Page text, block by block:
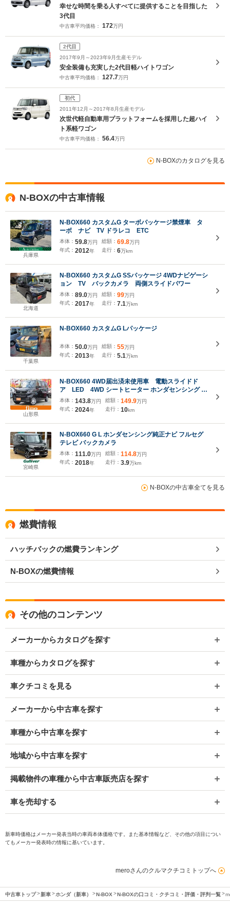
幸せな時間を乗る人すべてに提供することを目指した
3代目
中古車平均価格： 172万円
2代目
2017年9月～2023年9月生産モデル
安全装備も充実した2代目軽ハイトワゴン
中古車平均価格： 127.7万円
初代
2011年12月～2017年8月生産モデル
次世代軽自動車用プラットフォームを採用した超ハイ
ト系軽ワゴン
中古車平均価格： 56.4万円
N-BOXのカタログを見る
N-BOXの中古車情報
兵庫県
N-BOX660 カスタムG ターボパッケージ禁煙車 タ
ーボ ナビ TV ドラレコ ETC
本体： 59.8万円
年式： 2012年
総額： 69.8万円
走行： 6万km
北海道
N-BOX660 カスタムG SSパッケージ 4WDナビゲーシ
ョン TV バックカメラ 両側スライドパワー
本体： 89.0万円
年式： 2017年
総額： 99万円
走行： 7.1万km
千葉県
N-BOX660 カスタムG Lパッケージ
本体： 50.0万円
年式： 2013年
総額： 55万円
走行： 5.1万km
山形県
N-BOX660 4WD届出済未使用車 電動スライドド
ア LED 4WD シートヒーター ホンダセンシング 渋
滞追従機能付アダプティブクルーズコントロール
LEDヘッドランプ オートハイビーム オートライト ロ
ールサンシェード
本体： 143.8万円
年式： 2024年
総額： 149.9万円
走行： 10km
宮崎県
N-BOX660 G L ホンダセンシング純正ナビ フルセグ
テレビ バックカメラ
本体： 111.0万円
年式： 2018年
総額： 114.8万円
走行： 3.9万km
N-BOXの中古車全てを見る
燃費情報
ハッチバックの燃費ランキング
N-BOXの燃費情報
その他のコンテンツ
メーカーからカタログを探す
車種からカタログを探す
車クチコミを見る
メーカーから中古車を探す
車種から中古車を探す
地域から中古車を探す
掲載物件の車種から中古車販売店を探す
車を売却する
新車時価格はメーカー発表当時の車両本体価格です。また基本情報など、その他の項目につい
てもメーカー発表時の情報に基いています。
meroさんのクルマクチコミトップへ
中古車トップ 新車 ホンダ（新車） N-BOX N-BOXの口コミ・クチコミ・評価・評判一覧